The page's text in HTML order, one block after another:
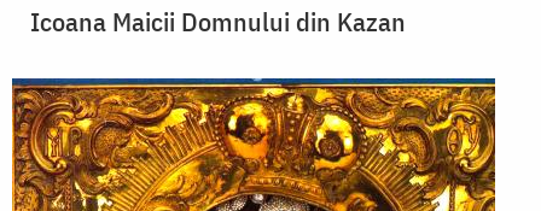
Icoana Maicii Domnului din Kazan